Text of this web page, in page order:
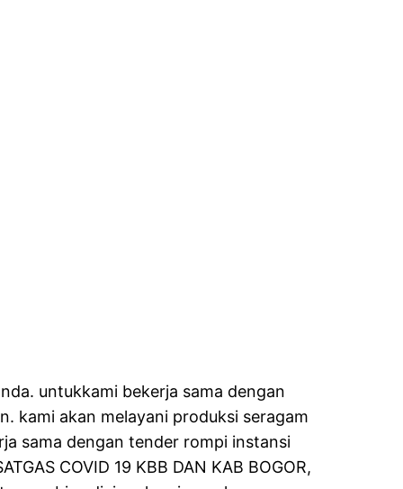
untukkami bekerja sama dengan
kami akan melayani produksi seragam
sama dengan tender rompi instansi
COVID 19 KBB DAN KAB BOGOR,